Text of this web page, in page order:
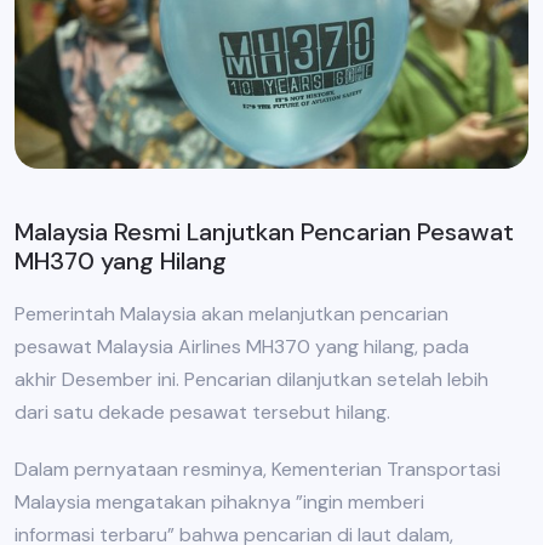
Malaysia Resmi Lanjutkan Pencarian Pesawat
MH370 yang Hilang
Pemerintah Malaysia akan melanjutkan pencarian
pesawat Malaysia Airlines MH370 yang hilang, pada
akhir Desember ini. Pencarian dilanjutkan setelah lebih
dari satu dekade pesawat tersebut hilang.
Dalam pernyataan resminya, Kementerian Transportasi
Malaysia mengatakan pihaknya ”ingin memberi
informasi terbaru” bahwa pencarian di laut dalam,